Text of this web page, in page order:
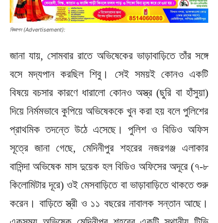
বিজ্ঞাপন (Advertisement):
জানা যায়, সোমবার রাতে অভিষেকের ভাড়াবাড়িতে তাঁর সঙ্গে
বসে মদ্যপান করছিল শিবু। সেই সময়ই কোনও একটি
বিষয়ে বচসার কারণে ধারালো কোনও অস্ত্র (ছুরি বা হাঁসুয়া)
দিয়ে নির্মমভাবে কুপিয়ে অভিষেককে খুন করা হয় বলে পুলিশের
প্রাথমিক তদন্তে উঠে এসেছে। পুলিশ ও বিডিও অফিস
সূত্রে জানা গেছে, মেদিনীপুর শহরের নজরগঞ্জ এলাকার
বাসিন্দা অভিষেক মাস দুয়েক হল বিডিও অফিসের অদূরে (৭-৮
কিলোমিটার দূরে) ওই মেসবাড়িতে বা ভাড়াবাড়িতে থাকতে শুরু
করেন। বাড়িতে স্ত্রী ও ১১ বছরের নাবালক সন্তান আছে।